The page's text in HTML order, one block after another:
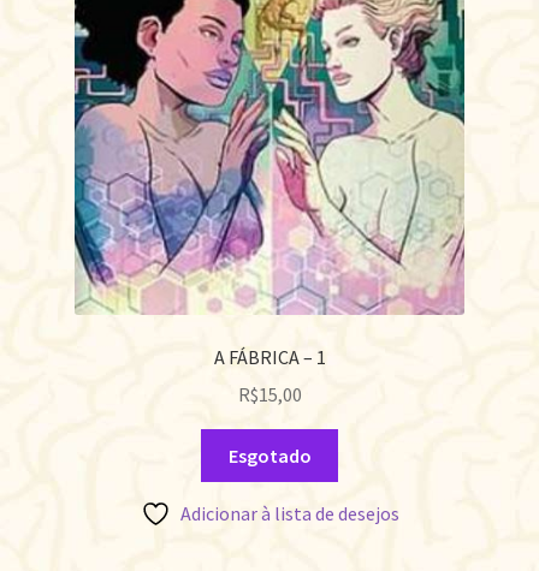
A FÁBRICA – 1
R$15,00
Esgotado
Adicionar à lista de desejos